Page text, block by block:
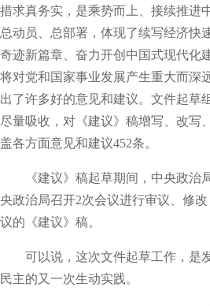
措求真务实，是乘势而上、接续推进
总动员、总部署，体现了续写经济快
奇迹新篇章、奋力开创中国式现代化
将对党和国家事业发展产生重大而深
出了许多好的意见和建议。文件起草
尽量吸收，对《建议》稿增写、改写
盖各方面意见和建议452条。
《建议》稿起草期间，中央政治
央政治局召开2次会议进行审议、修
议的《建议》稿。
可以说，这次文件起草工作，是
民主的又一次生动实践。